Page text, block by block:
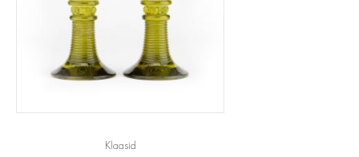
Klaasid